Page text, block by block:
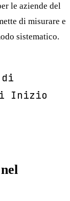
le aziende del
di misurare e
sistematico.
di
Inizio